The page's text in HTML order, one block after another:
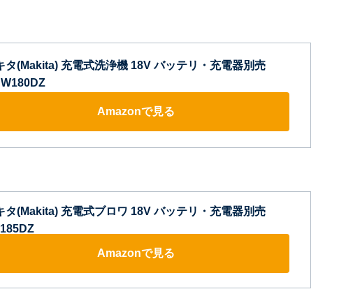
タ(Makita) 充電式洗浄機 18V バッテリ・充電器別売
Amazonで見る
タ(Makita) 充電式ブロワ 18V バッテリ・充電器別売
Amazonで見る